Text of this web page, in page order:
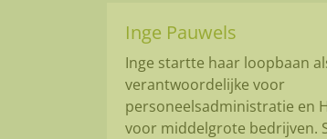
Inge Pauwels
Inge startte haar loopbaan
verantwoordelijke voor
personeelsadministratie en
voor middelgrote bedrijven.